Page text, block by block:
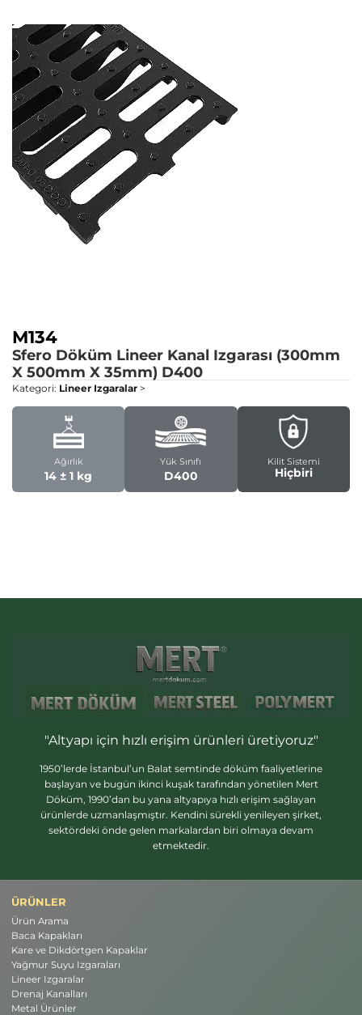
M134
Sfero Döküm Lineer Kanal Izgarası (300mm
X 500mm X 35mm) D400
Kategori: Lineer Izgaralar >
Ağırlık
14 ± 1 kg
Yük Sınıfı
D400
Kilit Sistemi
Hiçbiri
"Altyapı için hızlı erişim ürünleri üretiyoruz"
1950’lerde İstanbul’un Balat semtinde döküm faaliyetlerine
başlayan ve bugün ikinci kuşak tarafından yönetilen Mert
Döküm, 1990’dan bu yana altyapıya hızlı erişim sağlayan
ürünlerde uzmanlaşmıştır. Kendini sürekli yenileyen şirket,
sektördeki önde gelen markalardan biri olmaya devam
etmektedir.
ÜRÜNLER
Ürün Arama
Baca Kapakları
Kare ve Dikdörtgen Kapaklar
Yağmur Suyu Izgaraları
Lineer Izgaralar
Drenaj Kanalları
Metal Ürünler